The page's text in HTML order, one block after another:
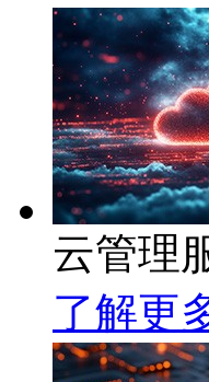
云管理
了解更